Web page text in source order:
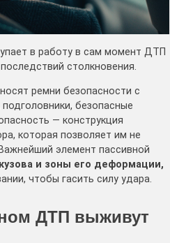
в работу в сам момент ДТП
столкновения.
ремни безопасности с
безопасные
— конструкция
которая позволяет им не
элемент пассивной
и зоны его деформации,
чтобы гасить силу удара.
ДТП выживут